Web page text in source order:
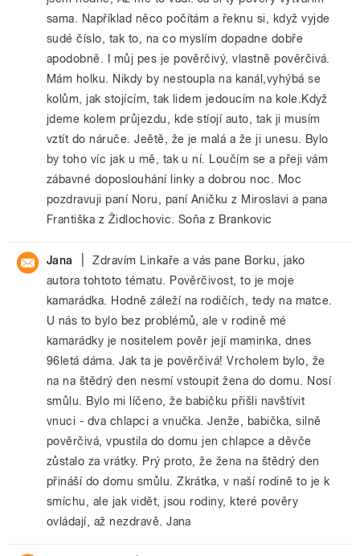
sama. Například něco počítám a řeknu si, když vyjde
sudé číslo, tak to, na co myslím dopadne dobře
apodobně. I můj pes je pověrčivý, vlastně pověrčivá.
Mám holku. Nikdy by nestoupla na kanál,vyhýbá se
kolům, jak stojícím, tak lidem jedoucím na kole.Když
jdeme kolem průjezdu, kde stíojí auto, tak ji musím
vztít do náruče. Jeětě, že je malá a že ji unesu. Bylo
by toho víc jak u mě, tak u ní. Loučím se a přeji vám
zábavné doposlouhání linky a dobrou noc. Moc
pozdravuji paní Noru, paní Aničku z Miroslavi a pana
Františka z Židlochovic. Soňa z Brankovic
Jana
Zdravím Linkaře a vás pane Borku, jako
autora tohtoto tématu. Pověrčivost, to je moje
kamarádka. Hodně záleží na rodičích, tedy na matce.
U nás to bylo bez problémů, ale v rodině mé
kamarádky je nositelem pověr její maminka, dnes
96letá dáma. Jak ta je pověrčivá! Vrcholem bylo, že
na na štědrý den nesmí vstoupit žena do domu. Nosí
smůlu. Bylo mi líčeno, že babičku přišli navštívit
vnuci - dva chlapci a vnučka. Jenže, babička, silně
pověrčivá, vpustila do domu jen chlapce a děvče
zůstalo za vrátky. Prý proto, že žena na štědrý den
přináší do domu smůlu. Zkrátka, v naší rodině to je k
smíchu, ale jak vidět, jsou rodiny, které pověry
ovládají, až nezdravě. Jana